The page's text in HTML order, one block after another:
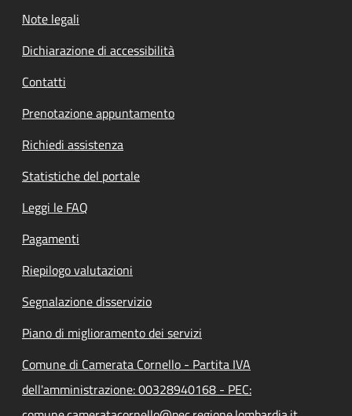
Note legali
Dichiarazione di accessibilità
Contatti
Prenotazione appuntamento
Richiedi assistenza
Statistiche del portale
Leggi le FAQ
Pagamenti
Riepilogo valutazioni
Segnalazione disservizio
Piano di miglioramento dei servizi
Comune di Camerata Cornello - Partita IVA
dell'amministrazione: 00328940168 - PEC: